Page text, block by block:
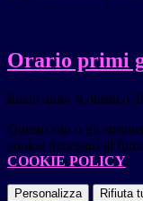
Orario primi
Inizio anno scolastico
Questo sito o gli
cookie necessari al
COOKIE POLICY.
Personalizza Rifiuta